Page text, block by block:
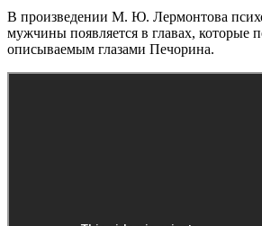
В произведении М. Ю. Лермонтова
мужчины появляется в главах, которые
описываемым глазами Печорина.